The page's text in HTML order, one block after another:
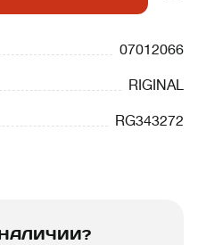
07012066
RIGINAL
RG343272